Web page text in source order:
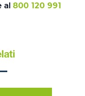
al 800 120 991